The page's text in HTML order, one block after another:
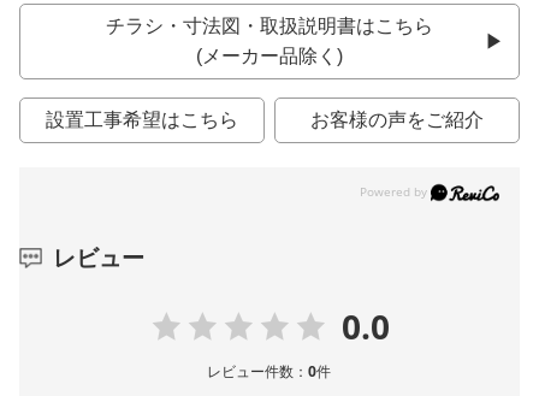
チラシ・寸法図・取扱説明書はこちら
(メーカー品除く)
設置工事希望はこちら お客様の声をご紹介
レビュー
0.0
レビュー件数：0件